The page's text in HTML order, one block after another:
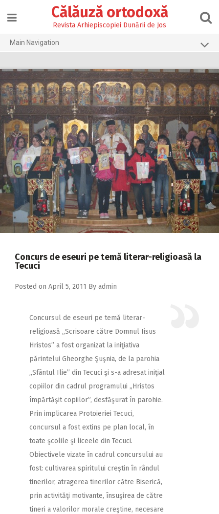
content
Călăuză ortodoxă
Revista Arhiepiscopiei Dunării de Jos
Main Navigation
2025
2024
2023
2022
2021
2020
2019
2018
2016
Concurs de eseuri pe temă literar-religioasă la
Tecuci
Posted on April 5, 2011 By admin
Concursul de eseuri pe temă literar-
religioasă „Scrisoare către Domnul Iisus
Hristos” a fost organizat la iniţiativa
părintelui Gheorghe Şuşnia, de la parohia
„Sfântul Ilie” din Tecuci şi s-a adresat iniţial
copiilor din cadrul programului „Hristos
împărtăşit copiilor”, desfăşurat în parohie.
Prin implicarea Protoieriei Tecuci,
concursul a fost extins pe plan local, în
toate şcolile şi liceele din Tecuci.
Obiectivele vizate în cadrul concursului au
fost: cultivarea spiritului creştin în rândul
tinerilor, atragerea tinerilor către Biserică,
prin activităţi motivante, însuşirea de către
tineri a valorilor morale creştine, necesare